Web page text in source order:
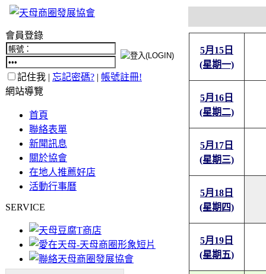
會員登錄
記住我 | 忘記密碼? | 帳號註冊!
網站導覽
首頁
聯絡表單
新聞訊息
關於協會
在地人推薦好店
活動行事曆
SERVICE
5月15日
(星期一)
5月16日
(星期二)
5月17日
(星期三)
5月18日
(星期四)
5月19日
(星期五)